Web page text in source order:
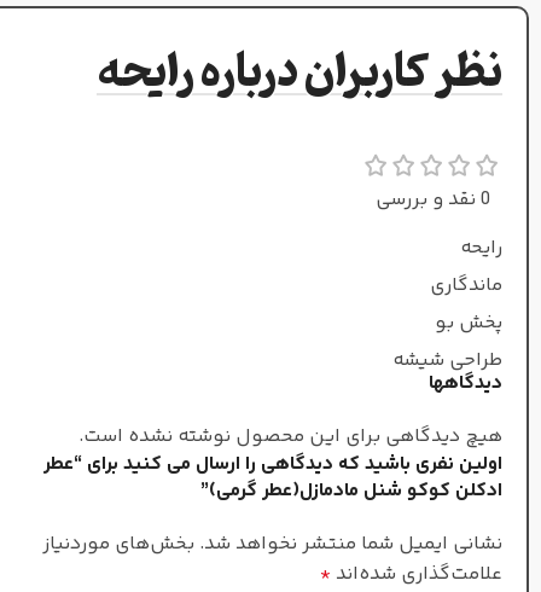
پرتقال,چوب بلسان
عطار
فلیپ رومانو
نظر کاربران درباره رایحه
0 نقد و بررسی
رایحه
ماندگاری
پخش بو
طراحی شیشه
دیدگاهها
هیچ دیدگاهی برای این محصول نوشته نشده است.
اولین نفری باشید که دیدگاهی را ارسال می کنید برای “عطر
ادکلن کوکو شنل مادمازل(عطر گرمی)”
نشانی ایمیل شما منتشر نخواهد شد. بخش‌های موردنیاز
علامت‌گذاری شده‌اند *